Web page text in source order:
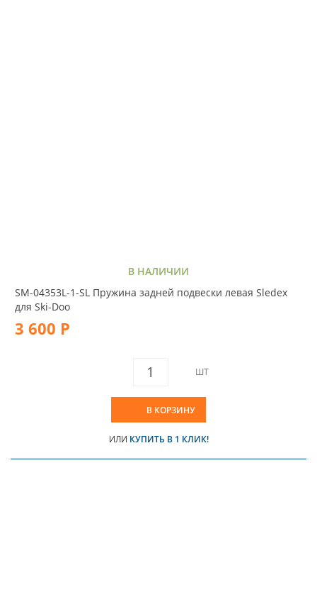
В НАЛИЧИИ
SM-04353L-1-SL Пружина задней подвески левая Sledex
для Ski-Doo
3 600 Р
ШТ
В КОРЗИНУ
ИЛИ КУПИТЬ В 1 КЛИК!